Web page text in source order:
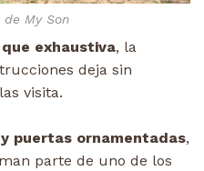
de My Son
exhaustiva, la
deja sin
visita.
puertas ornamentadas,
parte de uno de los